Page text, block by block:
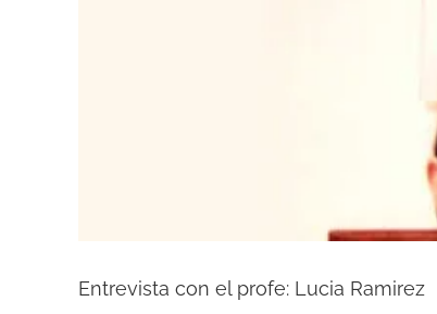
Entrevista con el profe: Lucia Ramirez